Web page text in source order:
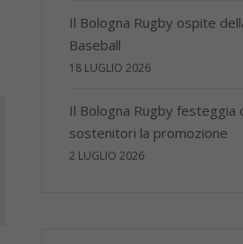
Il Bologna Rugby ospite
Baseball
18 LUGLIO 2026
Il Bologna Rugby festeggia
sostenitori la promozione
2 LUGLIO 2026